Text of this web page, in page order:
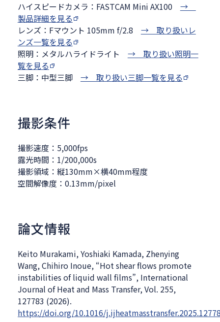
ハイスピードカメラ：FASTCAM Mini AX100 →
製品詳細を見る
レンズ：Fマウント 105mm f/2.8 → 取り扱いレ
ンズ一覧を見る
照明：メタルハライドライト → 取り扱い照明一
覧を見る
三脚：中型三脚 → 取り扱い三脚一覧を見る
撮影条件
撮影速度：5,000fps
露光時間：1/200,000s
撮影領域：縦130mm×横40mm程度
空間解像度：0.13mm/pixel
論文情報
Keito Murakami, Yoshiaki Kamada, Zhenying
Wang, Chihiro Inoue, “Hot shear flows promote
instabilities of liquid wall films”, International
Journal of Heat and Mass Transfer, Vol. 255,
127783 (2026).
https://doi.org/10.1016/